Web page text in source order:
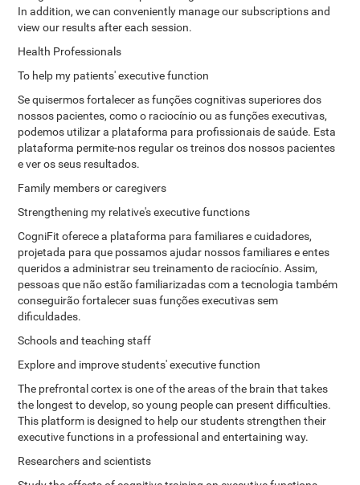
In addition, we can conveniently manage our subscriptions and
view our results after each session.
Health Professionals
To help my patients' executive function
Se quisermos fortalecer as funções cognitivas superiores dos
nossos pacientes, como o raciocínio ou as funções executivas,
podemos utilizar a plataforma para profissionais de saúde. Esta
plataforma permite-nos regular os treinos dos nossos pacientes
e ver os seus resultados.
Family members or caregivers
Strengthening my relative's executive functions
CogniFit oferece a plataforma para familiares e cuidadores,
projetada para que possamos ajudar nossos familiares e entes
queridos a administrar seu treinamento de raciocínio. Assim,
pessoas que não estão familiarizadas com a tecnologia também
conseguirão fortalecer suas funções executivas sem
dificuldades.
Schools and teaching staff
Explore and improve students' executive function
The prefrontal cortex is one of the areas of the brain that takes
the longest to develop, so young people can present difficulties.
This platform is designed to help our students strengthen their
executive functions in a professional and entertaining way.
Researchers and scientists